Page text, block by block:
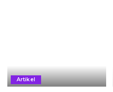
Artikel